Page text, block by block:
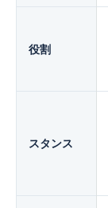
役割
スタンス